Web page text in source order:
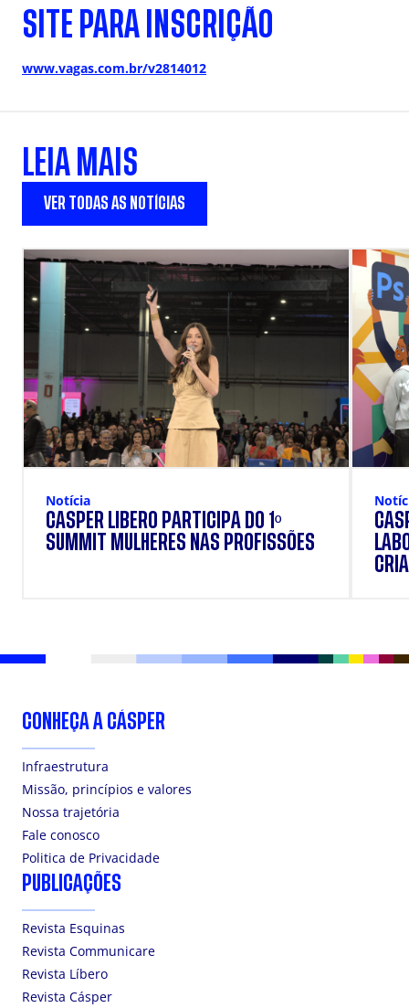
SITE PARA INSCRIÇÃO
www.vagas.com.br/v2814012
LEIA MAIS
VER TODAS AS NOTÍCIAS
Notícia
CÁSPER LÍBERO PARTICIPA DO 1º
SUMMIT MULHERES NAS PROFISSÕES
CONHEÇA A CÁSPER
Infraestrutura
Missão, princípios e valores
Nossa trajetória
Fale conosco
Politica de Privacidade
PUBLICAÇÕES
Revista Esquinas
Revista Communicare
Revista Líbero
Revista Cásper